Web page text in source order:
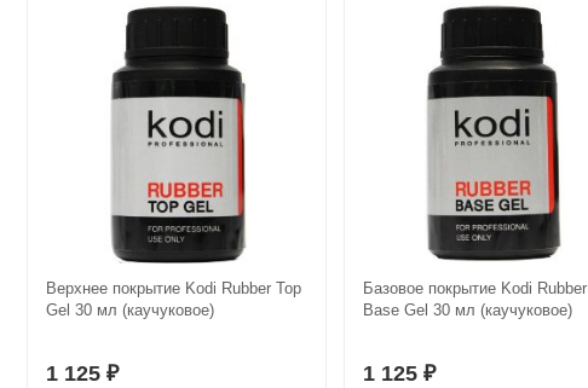
Верхнее покрытие Kodi Rubber Top
Gel 30 мл (каучуковое)
1 125 ₽
Базовое покрытие Kodi Rubber
Base Gel 30 мл (каучуковое)
1 125 ₽